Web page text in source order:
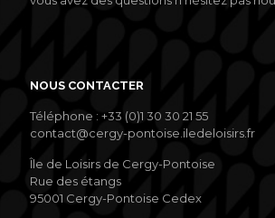
NOUS CONTACTER
Téléphone : +33 (0)1 30 30 21 55
contact@cergy-pontoise.iledeloisirs.fr
Île de Loisirs de Cergy-Pontoise
Rue des étangs
95001 Cergy-Pontoise Cedex